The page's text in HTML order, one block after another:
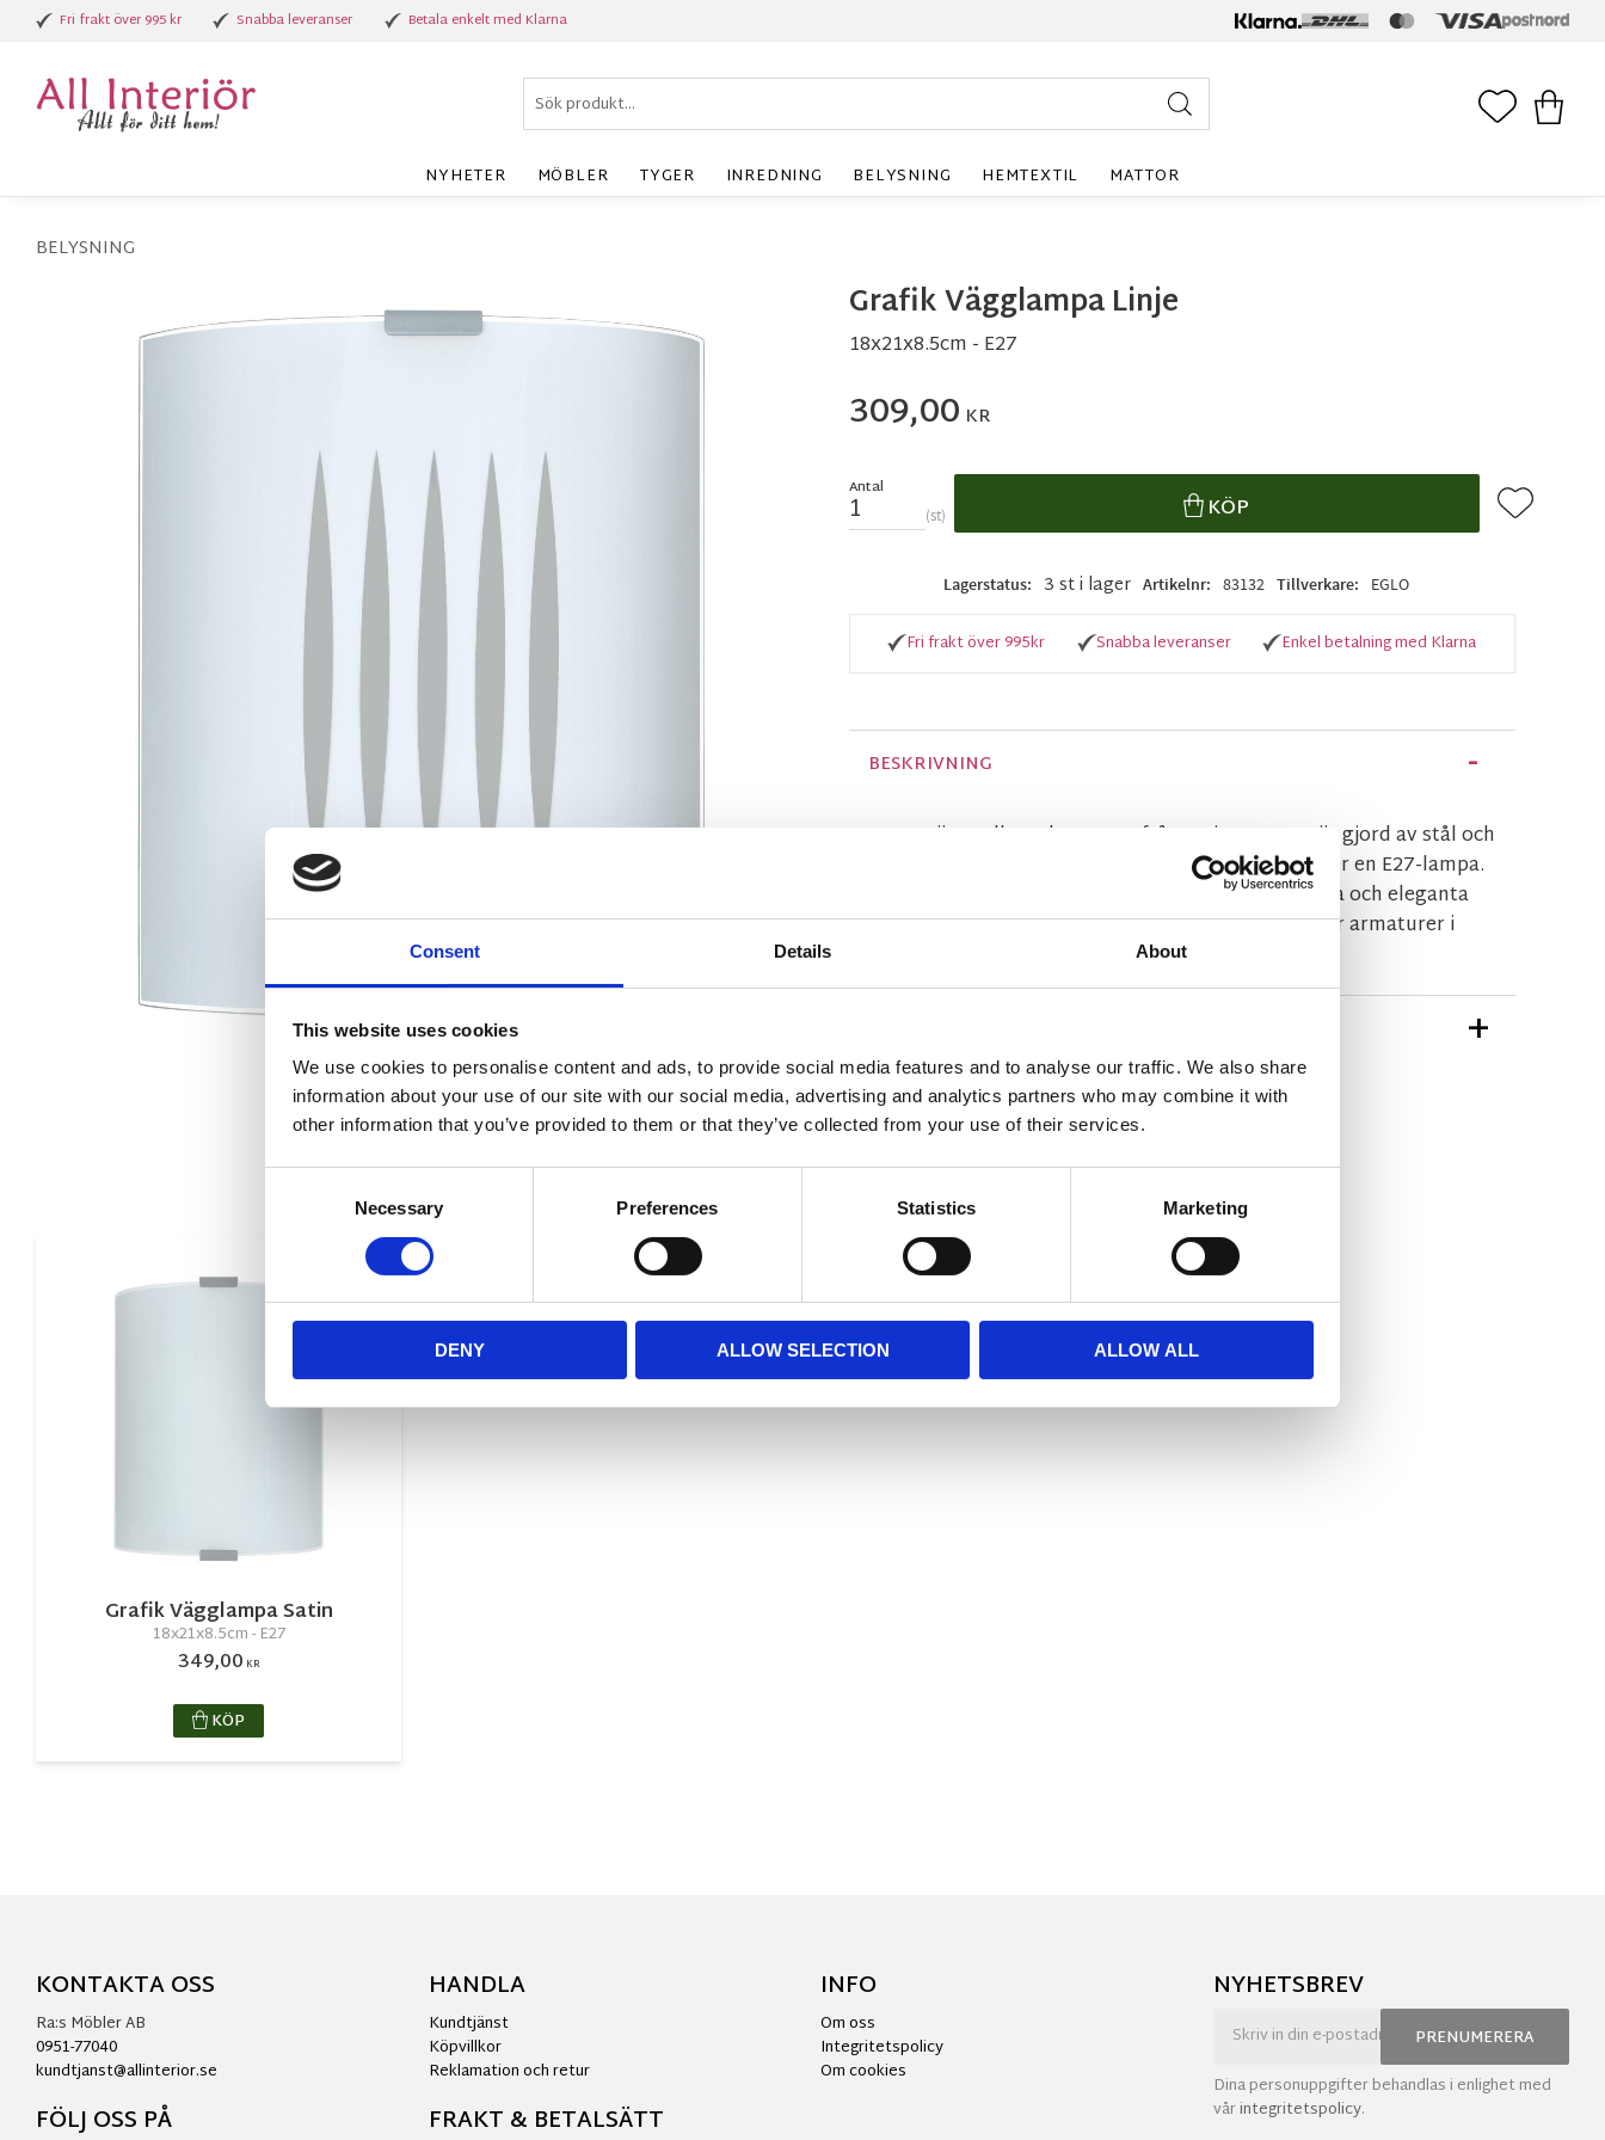
Consent Details About
This website uses cookies
We use cookies to personalise content and ads, to provide social media features and to analyse our traffic. We also share
information about your use of our site with our social media, advertising and analytics partners who may combine it with
other information that you’ve provided to them or that they’ve collected from your use of their services.
Necessary Preferences Statistics Marketing
DENY ALLOW SELECTION ALLOW ALL
Fri frakt över 995 kr Snabba leveranser Betala enkelt med Klarna
NYHETER MÖBLER TYGER INREDNING BELYSNING HEMTEXTIL MATTOR
BELYSNING
Grafik Vägglampa Linje
18x21x8.5cm - E27
309,00 KR
Antal
st KÖP Lägg till i
Lagerstatus 3 st i lager Artikelnr 83132 Tillverkare EGLO
Fri frakt över 995kr Snabba leveranser Enkel betalning med Klarna
BESKRIVNING
Denna vägg- eller takarmatur från serien GRAFIK är gjord av stål och
vitt satinerat glas med motiv. Strålkastaren behöver en E27-lampa.
Armaturerna från serien GRAFIK framstår som enkla och eleganta
och kommer att hitta rätt i alla rum. Serien erbjuder armaturer i
Visa alla produkter från EGLO
RELATERADE PRODUKTER
Grafik Vägglampa Satin
18x21x8.5cm - E27
349,00 KR
KÖP
KONTAKTA OSS
Ra:s Möbler AB
0951-77040
kundtjanst@allinterior.se
FÖLJ OSS PÅ
HANDLA
Kundtjänst
Köpvillkor
Reklamation och retur
FRAKT & BETALSÄTT
INFO
Om oss
Integritetspolicy
Om cookies
NYHETSBREV
PRENUMERERA
Dina personuppgifter behandlas i enlighet med
vårintegritetspolicy.